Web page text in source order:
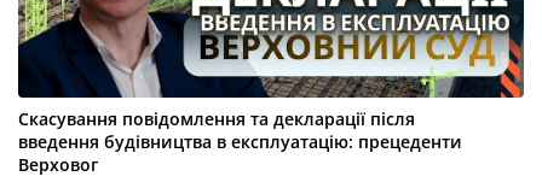
Скасування повідомлення та декларації після
введення будівництва в експлуатацію: прецеденти
Верховог